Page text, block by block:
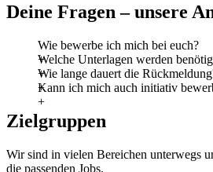
Deine Fragen – unsere
Wie bewerbe ich mich bei euch?
Welche Unterlagen werden
Wie lange dauert die
Kann ich mich auch initiativ
Zielgruppen
Wir sind in vielen Bereichen unterwegs
die passenden Jobs.